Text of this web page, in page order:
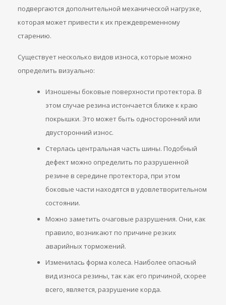
подвергаются дополнительной механической нагрузке,
которая может привести к их преждевременному
старению.
Существует несколько видов износа, которые можно
определить визуально:
Изношены боковые поверхности протектора. В
этом случае резина истончается ближе к краю
покрышки. Это может быть односторонний или
двусторонний износ.
Стерлась центральная часть шины. Подобный
дефект можно определить по разрушенной
резине в середине протектора, при этом
боковые части находятся в удовлетворительном
состоянии.
Можно заметить очаговые разрушения. Они, как
правило, возникают по причине резких
аварийных торможений.
Изменилась форма колеса. Наиболее опасный
вид износа резины, так как его причиной, скорее
всего, является, разрушение корда.